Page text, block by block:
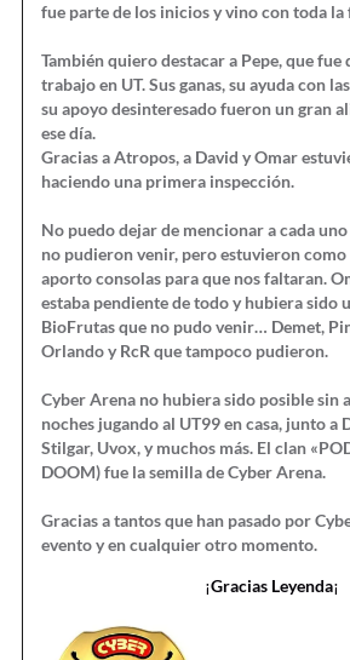
fue parte de los inicios y vino con toda la
También quiero destacar a Pepe, que
trabajo en UT. Sus ganas, su ayuda con
su apoyo desinteresado fueron un gran
ese día.
Gracias a Atropos, a David y Omar
haciendo una primera inspección.
No puedo dejar de mencionar a cada
no pudieron venir, pero estuvieron
aporto consolas para que nos faltaran.
estaba pendiente de todo y hubiera sido
BioFrutas que no pudo venir… Demet,
Orlando y RcR que tampoco pudieron.
Cyber Arena no hubiera sido posible sin
noches jugando al UT99 en casa, junto a
Stilgar, Uvox, y muchos más. El clan
DOOM) fue la semilla de Cyber Arena.
Gracias a tantos que han pasado por
evento y en cualquier otro momento.
¡Gracias Leyenda¡